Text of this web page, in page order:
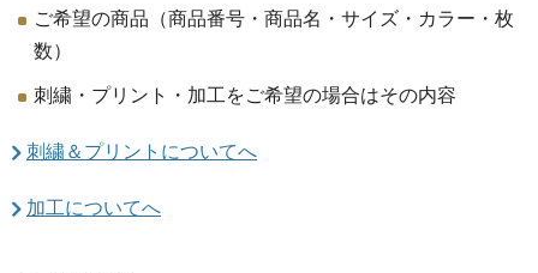
ご希望の商品（商品番号・商品名・サイズ・カラー・枚
数）
刺繍・プリント・加工をご希望の場合はその内容
刺繍＆プリントについてへ
加工についてへ